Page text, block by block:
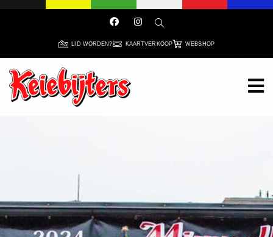
LID WORDEN? KAARTVERKOOP WEBSHOP